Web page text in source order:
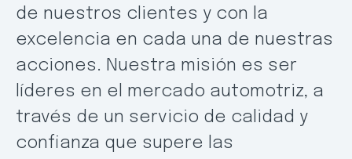
de nuestros clientes y con la
excelencia en cada una de nuestras
acciones. Nuestra misión es ser
líderes en el mercado automotriz, a
través de un servicio de calidad y
confianza que supere las